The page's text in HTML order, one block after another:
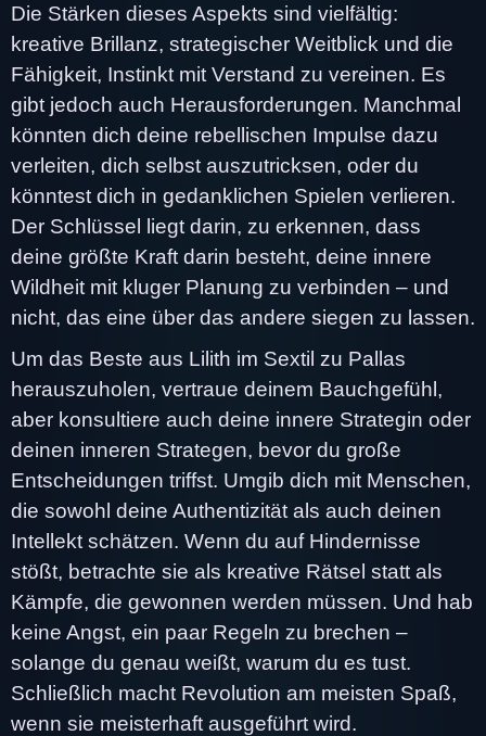
Die Stärken dieses Aspekts sind vielfältig:
kreative Brillanz, strategischer Weitblick und die
Fähigkeit, Instinkt mit Verstand zu vereinen. Es
gibt jedoch auch Herausforderungen. Manchmal
könnten dich deine rebellischen Impulse dazu
verleiten, dich selbst auszutricksen, oder du
könntest dich in gedanklichen Spielen verlieren.
Der Schlüssel liegt darin, zu erkennen, dass
deine größte Kraft darin besteht, deine innere
Wildheit mit kluger Planung zu verbinden – und
nicht, das eine über das andere siegen zu lassen.
Um das Beste aus Lilith im Sextil zu Pallas
herauszuholen, vertraue deinem Bauchgefühl,
aber konsultiere auch deine innere Strategin oder
deinen inneren Strategen, bevor du große
Entscheidungen triffst. Umgib dich mit Menschen,
die sowohl deine Authentizität als auch deinen
Intellekt schätzen. Wenn du auf Hindernisse
stößt, betrachte sie als kreative Rätsel statt als
Kämpfe, die gewonnen werden müssen. Und hab
keine Angst, ein paar Regeln zu brechen –
solange du genau weißt, warum du es tust.
Schließlich macht Revolution am meisten Spaß,
wenn sie meisterhaft ausgeführt wird.